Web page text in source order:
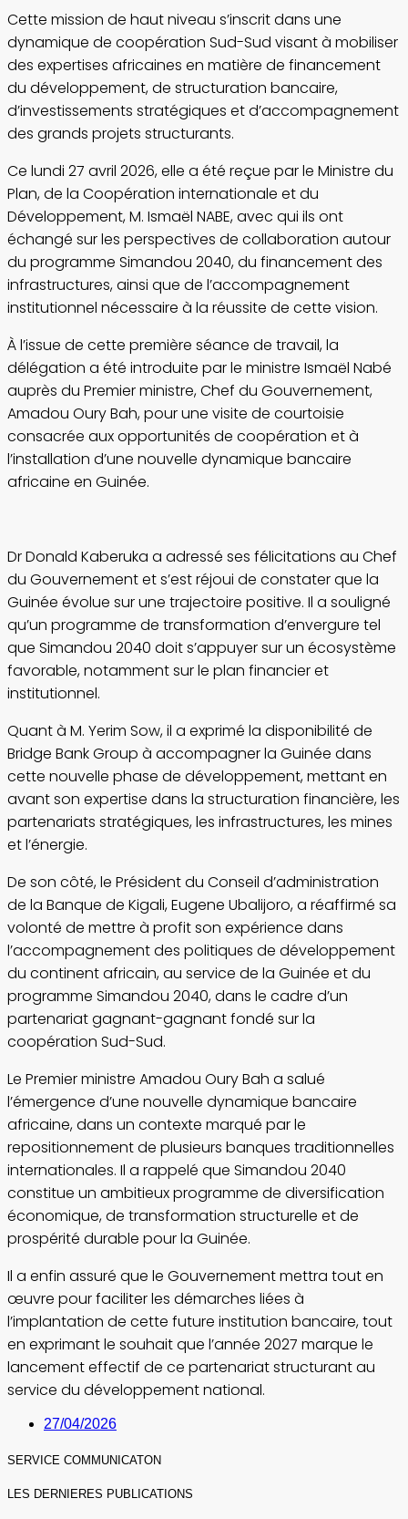
Cette mission de haut niveau s’inscrit dans une
dynamique de coopération Sud-Sud visant à mobiliser
des expertises africaines en matière de financement
du développement, de structuration bancaire,
d’investissements stratégiques et d’accompagnement
des grands projets structurants.
Ce lundi 27 avril 2026, elle a été reçue par le Ministre du
Plan, de la Coopération internationale et du
Développement, M. Ismaël NABE, avec qui ils ont
échangé sur les perspectives de collaboration autour
du programme Simandou 2040, du financement des
infrastructures, ainsi que de l’accompagnement
institutionnel nécessaire à la réussite de cette vision.
À l’issue de cette première séance de travail, la
délégation a été introduite par le ministre Ismaël Nabé
auprès du Premier ministre, Chef du Gouvernement,
Amadou Oury Bah, pour une visite de courtoisie
consacrée aux opportunités de coopération et à
l’installation d’une nouvelle dynamique bancaire
africaine en Guinée.
Dr Donald Kaberuka a adressé ses félicitations au Chef
du Gouvernement et s’est réjoui de constater que la
Guinée évolue sur une trajectoire positive. Il a souligné
qu’un programme de transformation d’envergure tel
que Simandou 2040 doit s’appuyer sur un écosystème
favorable, notamment sur le plan financier et
institutionnel.
Quant à M. Yerim Sow, il a exprimé la disponibilité de
Bridge Bank Group à accompagner la Guinée dans
cette nouvelle phase de développement, mettant en
avant son expertise dans la structuration financière, les
partenariats stratégiques, les infrastructures, les mines
et l’énergie.
De son côté, le Président du Conseil d’administration
de la Banque de Kigali, Eugene Ubalijoro, a réaffirmé sa
volonté de mettre à profit son expérience dans
l’accompagnement des politiques de développement
du continent africain, au service de la Guinée et du
programme Simandou 2040, dans le cadre d’un
partenariat gagnant-gagnant fondé sur la
coopération Sud-Sud.
Le Premier ministre Amadou Oury Bah a salué
l’émergence d’une nouvelle dynamique bancaire
africaine, dans un contexte marqué par le
repositionnement de plusieurs banques traditionnelles
internationales. Il a rappelé que Simandou 2040
constitue un ambitieux programme de diversification
économique, de transformation structurelle et de
prospérité durable pour la Guinée.
Il a enfin assuré que le Gouvernement mettra tout en
œuvre pour faciliter les démarches liées à
l’implantation de cette future institution bancaire, tout
en exprimant le souhait que l’année 2027 marque le
lancement effectif de ce partenariat structurant au
service du développement national.
27/04/2026
SERVICE COMMUNICATON
LES DERNIERES PUBLICATIONS